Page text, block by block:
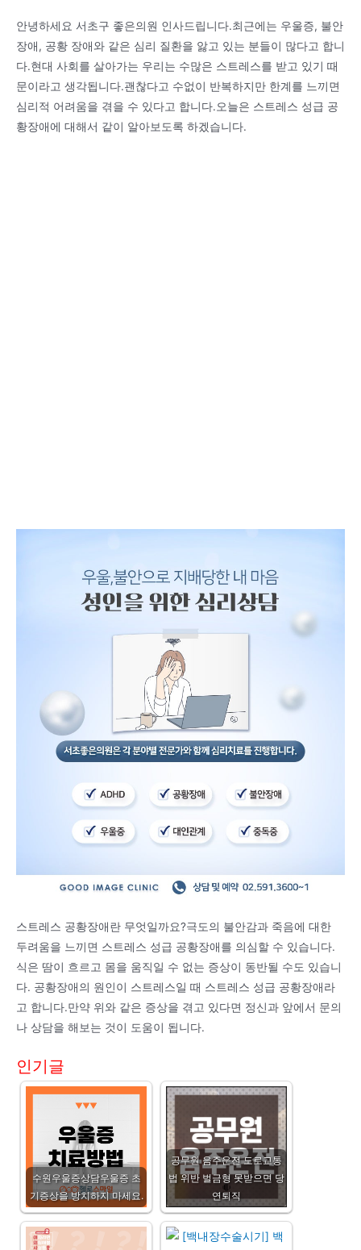
안녕하세요 서초구 좋은의원 인사드립니다.최근에는 우울증, 불안
장애, 공황 장애와 같은 심리 질환을 앓고 있는 분들이 많다고 합니
다.현대 사회를 살아가는 우리는 수많은 스트레스를 받고 있기 때
문이라고 생각됩니다.괜찮다고 수없이 반복하지만 한계를 느끼면
심리적 어려움을 겪을 수 있다고 합니다.오늘은 스트레스 성급 공
황장애에 대해서 같이 알아보도록 하겠습니다.
스트레스 공황장애란 무엇일까요?극도의 불안감과 죽음에 대한
두려움을 느끼면 스트레스 성급 공황장애를 의심할 수 있습니다.
식은 땀이 흐르고 몸을 움직일 수 없는 증상이 동반될 수도 있습니
다. 공황장애의 원인이 스트레스일 때 스트레스 성급 공황장애라
고 합니다.만약 위와 같은 증상을 겪고 있다면 정신과 앞에서 문의
나 상담을 해보는 것이 도움이 됩니다.
인기글
수원우울증상담우울증 초
기증상을 방치하지 마세요.
공무원 음주운전 도로교통
법 위반 벌금형 못받으면 당
연퇴직